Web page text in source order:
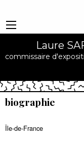
Laure
commissaire
biographie
Île-de-France